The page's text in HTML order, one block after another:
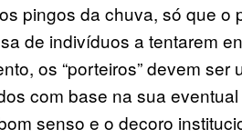
pingos da chuva, só que o
de indivíduos a tentarem
os “porteiros” devem
com base na sua
senso e o decoro